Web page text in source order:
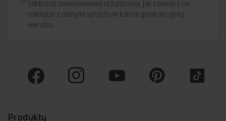
tabliczce znamionowej urządzenia, jak również na
naklejce z danymi sprzętu w karcie gwarancyjnej
wyrobu.
Produkty